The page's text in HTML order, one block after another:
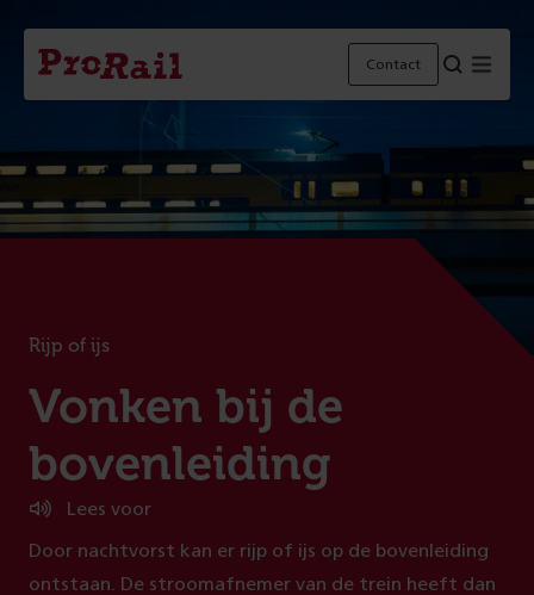
Navigatie
Homepage
ProRail
Contact
Rijp of ijs
:
Vonken bij de
bovenleiding
Lees voor
Door nachtvorst kan er rijp of ijs op de bovenleiding
ontstaan. De stroomafnemer van de trein heeft dan